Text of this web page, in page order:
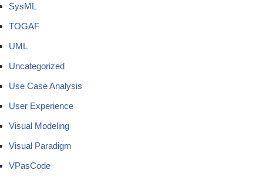
SysML
TOGAF
UML
Uncategorized
Use Case Analysis
User Experience
Visual Modeling
Visual Paradigm
VPasCode